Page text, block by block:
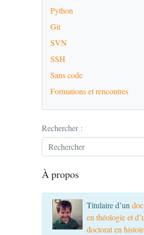
Python
Git
SVN
SSH
Sans code
Formations et rencontres
Rechercher :
À propos
Titulaire d’un
en théologie et
doctorat en